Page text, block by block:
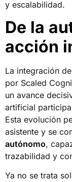
y escalabilidad.
De la
acción
La integración
por Scaled
un avance
artificial
Esta evolución
asistente y se
autónomo,
trazabilidad y
Ya no se trata